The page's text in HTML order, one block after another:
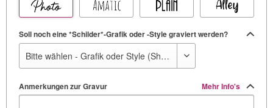
Soll noch eine *Schilder*-Grafik oder -Style graviert werden?
Anmerkungen zur Gravur Mehr Info's